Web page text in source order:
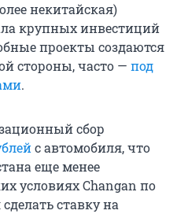
некитайская)
крупных инвестиций
проекты создаются
стороны, часто — под
.
сбор
с автомобиля, что
еще менее
условиях Changan по
ставку на